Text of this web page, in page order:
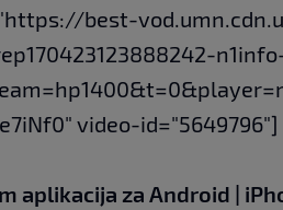
best-
video-id="5649796"]
aplikacija za Android |